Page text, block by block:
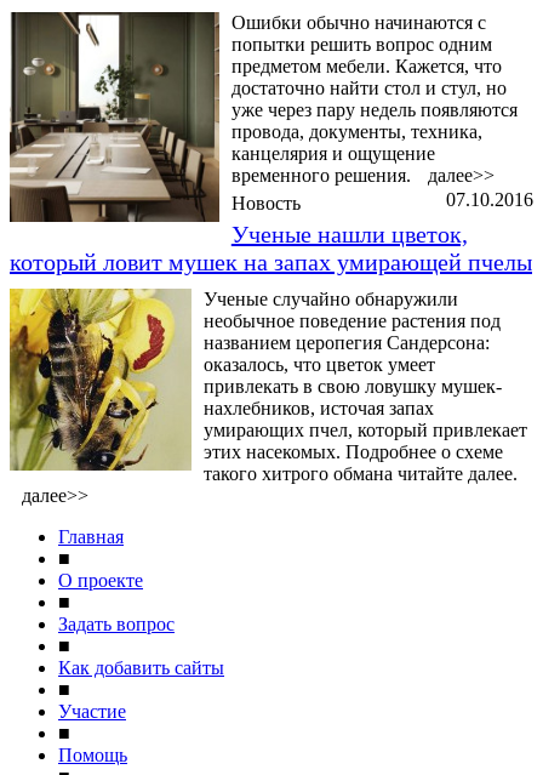
Ошибки обычно начинаются с
попытки решить вопрос одним
предметом мебели. Кажется, что
достаточно найти стол и стул, но
уже через пару недель появляются
провода, документы, техника,
канцелярия и ощущение
временного решения.
далее>>
07.10.2016
Новость
Ученые нашли цветок,
который ловит мушек на запах умирающей пчелы
Ученые случайно обнаружили
необычное поведение растения под
названием церопегия Сандерсона:
оказалось, что цветок умеет
привлекать в свою ловушку мушек-
нахлебников, источая запах
умирающих пчел, который привлекает
этих насекомых. Подробнее о схеме
такого хитрого обмана читайте далее.
далее>>
Главная
■
О проекте
■
Задать вопрос
■
Как добавить сайты
■
Участие
■
Помощь